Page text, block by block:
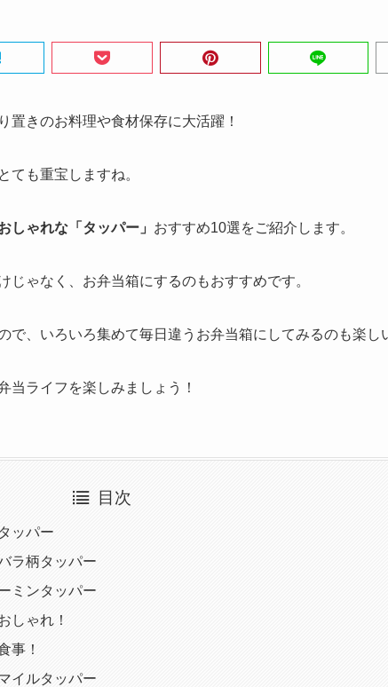
置きのお料理や食材保存に大活躍！
ても重宝しますね。
しゃれな「タッパー」 おすすめ10選をご紹介します。
ゃなく、お弁当箱にするのもおすすめです。
で、いろいろ集めて毎日違うお弁当箱にしてみるのも楽し
当ライフを楽しみましょう！
目次
ッパー
ラ柄タッパー
ミンタッパー
しゃれ！
事！
イルタッパー